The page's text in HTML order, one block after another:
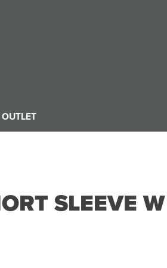
OUTLET
SLEEVE